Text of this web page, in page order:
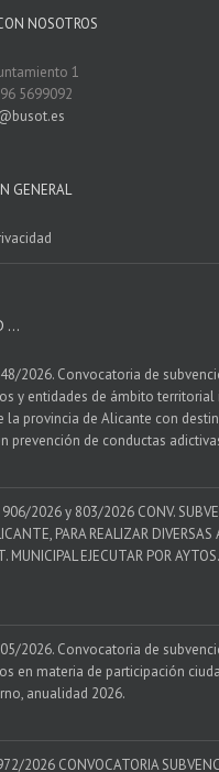
NOSOTROS
1
5699092
GENERAL
…
2026. Convocatoria de
y entidades de ámbito
la provincia de Alicante con
prevención de conductas
2026 y 803/2026 CONV.
PARA REALIZAR
MUNICIPAL EJECUTAR POR
2026. Convocatoria de
en materia de participación
anualidad 2026.
2026 CONVOCATORIA